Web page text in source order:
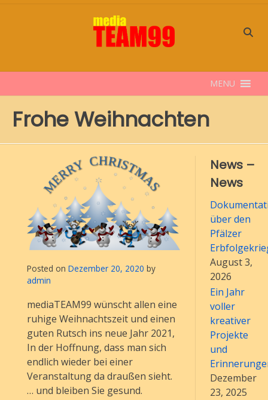
MENU
Frohe Weihnachten
Posted on Dezember 20, 2020 by
admin
mediaTEAM99 wünscht allen eine
ruhige Weihnachtszeit und einen
guten Rutsch ins neue Jahr 2021,
In der Hoffnung, dass man sich
endlich wieder bei einer
Veranstaltung da draußen sieht.
… und bleiben Sie gesund.
News –
News
über den
Pfälzer
August 3,
2026
Ein Jahr
voller
kreativer
Projekte
und
Dezember
23, 2025